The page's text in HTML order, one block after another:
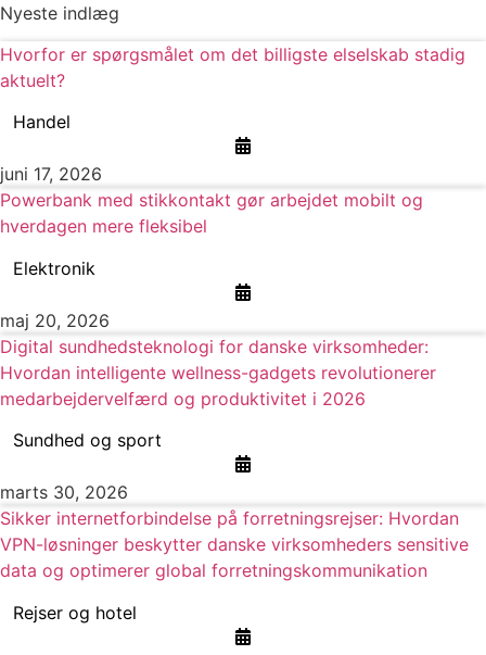
Nyeste indlæg
Hvorfor er spørgsmålet om det billigste elselskab stadig
aktuelt?
Handel
juni 17, 2026
Powerbank med stikkontakt gør arbejdet mobilt og
hverdagen mere fleksibel
Elektronik
maj 20, 2026
Digital sundhedsteknologi for danske virksomheder:
Hvordan intelligente wellness-gadgets revolutionerer
medarbejdervelfærd og produktivitet i 2026
Sundhed og sport
marts 30, 2026
Sikker internetforbindelse på forretningsrejser: Hvordan
VPN-løsninger beskytter danske virksomheders sensitive
data og optimerer global forretningskommunikation
Rejser og hotel